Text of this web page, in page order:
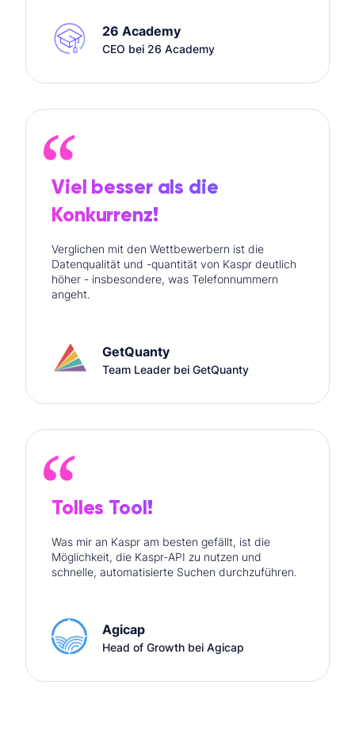
26 Academy
CEO bei 26 Academy
Viel besser als die
Konkurrenz!
Verglichen mit den Wettbewerbern ist die
Datenqualität und -quantität von Kaspr deutlich
höher - insbesondere, was Telefonnummern
angeht.
GetQuanty
Team Leader bei GetQuanty
Tolles Tool!
Was mir an Kaspr am besten gefällt, ist die
Möglichkeit, die Kaspr-API zu nutzen und
schnelle, automatisierte Suchen durchzuführen.
Agicap
Head of Growth bei Agicap